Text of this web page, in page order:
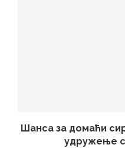
Шанса за домаћи
удружење